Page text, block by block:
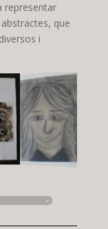
representar
que
i
►